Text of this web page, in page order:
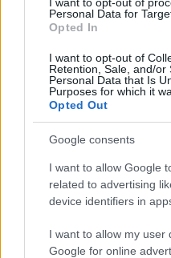
Personal Data for
Opted In
I want to opt-out of
Retention, Sale, and/or
Personal Data that Is
Purposes for which it
Opted Out
Google consents
I want to allow Google
related to advertising
device identifiers in
I want to allow my user
Google for online
hangulatok is. Ami
amire a nyitó érdes
számítana az ember),
játékos, olykor
absztraktabbnak és/
részekben is érezhető
honlap,Facebook